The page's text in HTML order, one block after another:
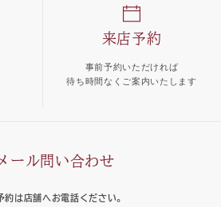
メール問い合わせ
約は店舗へお電話ください。
来店予約
事前予約いただければ
待ち時間なくご案内いたします